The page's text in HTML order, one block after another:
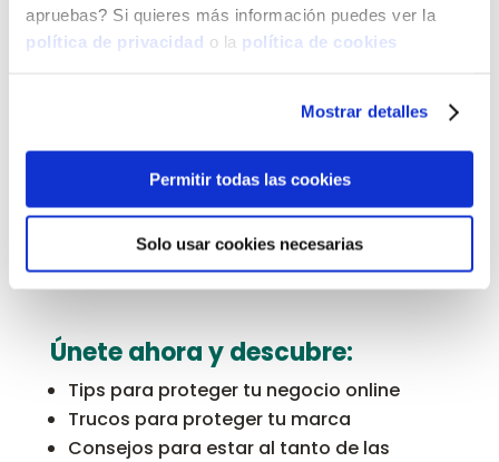
apruebas? Si quieres más información puedes ver la
política de privacidad o la política de cookies
Mostrar detalles
Permitir todas las cookies
Solo usar cookies necesarias
Únete ahora y descubre:
Tips para proteger tu negocio online
Trucos para proteger tu marca
Consejos para estar al tanto de las